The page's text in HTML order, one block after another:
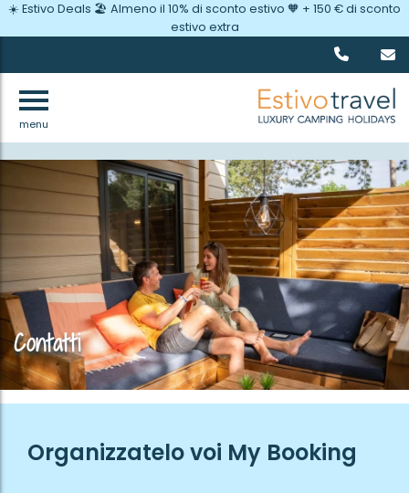
menu
☀️ Estivo Deals 🏖️ Almeno il 10% di sconto estivo 🧡 + 150 € di sconto
estivo extra
Contatti
Organizzatelo voi My Booking